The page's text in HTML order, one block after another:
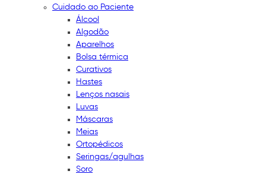
Cuidado ao Paciente
Álcool
Algodão
Aparelhos
Bolsa térmica
Curativos
Hastes
Lenços nasais
Luvas
Máscaras
Meias
Ortopédicos
Seringas/agulhas
Soro